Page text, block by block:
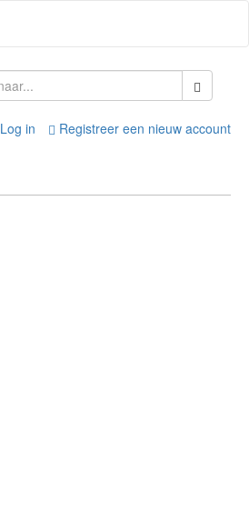
Log in Registreer een nieuw account